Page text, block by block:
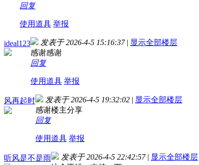
回复
使用道具 举报
ideal123 发表于 2026-4-5 15:16:37 | 显示全部楼层
感谢感谢
回复
使用道具 举报
风再起时 发表于 2026-4-5 19:32:02 | 显示全部楼层
感谢楼主分享
回复
使用道具 举报
听风是不是雨 发表于 2026-4-5 22:42:57 | 显示全部楼层